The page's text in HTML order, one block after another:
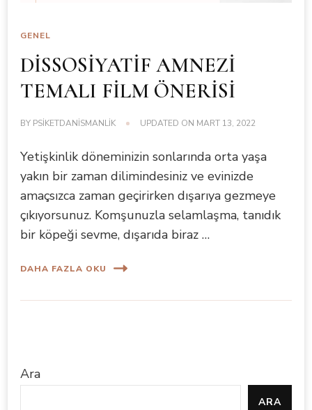
GENEL
DİSSOSİYATİF AMNEZİ
TEMALI FİLM ÖNERİSİ
BY PSIKETDANISMANLIK UPDATED ON MART 13, 2022
Yetişkinlik döneminizin sonlarında orta yaşa
yakın bir zaman dilimindesiniz ve evinizde
amaçsızca zaman geçirirken dışarıya gezmeye
çıkıyorsunuz. Komşunuzla selamlaşma, tanıdık
bir köpeği sevme, dışarıda biraz …
DAHA FAZLA OKU
Ara
ARA